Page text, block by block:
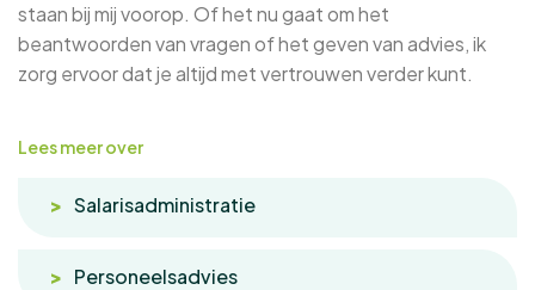
staan bij mij voorop. Of het nu gaat om het
beantwoorden van vragen of het geven van advies, ik
zorg ervoor dat je altijd met vertrouwen verder kunt.
Lees meer over
Salarisadministratie
Personeelsadvies